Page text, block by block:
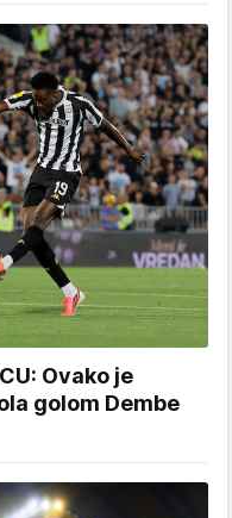
Ovako je
golom Dembe